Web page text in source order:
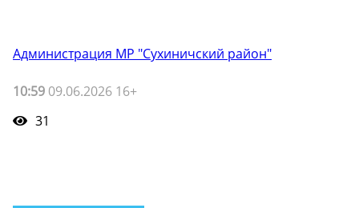
Администрация МР "Сухиничский район"
10:59 09.06.2026 16+
31